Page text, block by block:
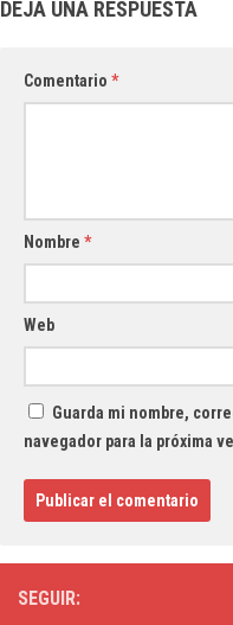
DEJA UNA RESPUESTA
Comentario *
Nombre *
Web
Guarda mi nombre,
navegador para la próxima
SEGUIR: